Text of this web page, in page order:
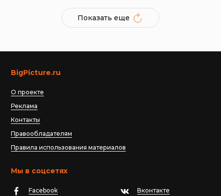
Показать еще
BigPicture.ru
О проекте
Реклама
Контакты
Правообладателям
Правила использования материалов
Мы в соцсетях
Facebook Вконтакте